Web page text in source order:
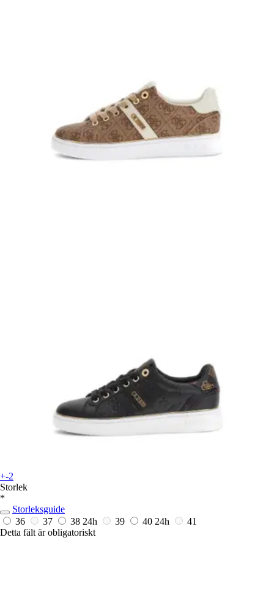
+-2
Storlek
*
Storleksguide
36
37 38 24h 39 40 24h
41
Detta fält är obligatoriskt